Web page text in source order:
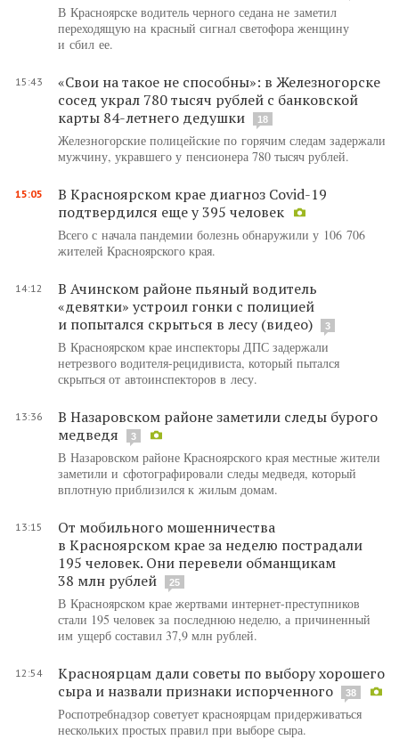
В Красноярске водитель черного седана не заметил
переходящую на красный сигнал светофора женщину
и сбил ее.
15:43
«Свои на такое не способны»: в Железногорске
сосед украл 780 тысяч рублей с банковской
карты 84-летнего дедушки
18
Железногорские полицейские по горячим следам задержали
мужчину, укравшего у пенсионера 780 тысяч рублей.
15:05
В Красноярском крае диагноз Covid-19
подтвердился еще у 395 человек
Всего с начала пандемии болезнь обнаружили у 106 706
жителей Красноярского края.
14:12
В Ачинском районе пьяный водитель
«девятки» устроил гонки с полицией
и попытался скрыться в лесу (видео)
3
В Красноярском крае инспекторы ДПС задержали
нетрезвого водителя-рецидивиста, который пытался
скрыться от автоинспекторов в лесу.
13:36
В Назаровском районе заметили следы бурого
медведя
3
В Назаровском районе Красноярского края местные жители
заметили и сфотографировали следы медведя, который
вплотную приблизился к жилым домам.
13:15
От мобильного мошенничества
в Красноярском крае за неделю пострадали
195 человек. Они перевели обманщикам
38 млн рублей
25
В Красноярском крае жертвами интернет-преступников
стали 195 человек за последнюю неделю, а причиненный
им ущерб составил 37,9 млн рублей.
12:54
Красноярцам дали советы по выбору хорошего
сыра и назвали признаки испорченного
38
Роспотребнадзор советует красноярцам придерживаться
нескольких простых правил при выборе сыра.